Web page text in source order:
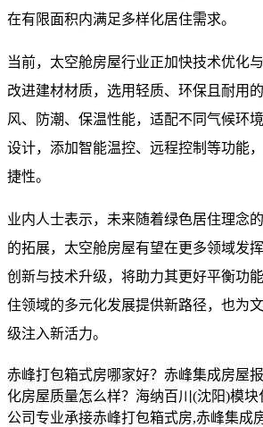
在有限面积内满足多样化居住需求。​
当前，太空舱房屋行业正加快技术优化
改进建材材质，选用轻质、环保且耐用
风、防潮、保温性能，适配不同气候环
设计，添加智能温控、远程控制等功能
捷性。​
业内人士表示，未来随着绿色居住理念
的拓展，太空舱房屋有望在更多领域发
创新与技术升级，将助力其更好平衡功
住领域的多元化发展提供新路径，也为
级注入新活力。​
赤峰打包箱式房哪家好？赤峰集成房屋
化房屋质量怎么样？海纳百川(沈阳)模
公司专业承接赤峰打包箱式房,赤峰集成